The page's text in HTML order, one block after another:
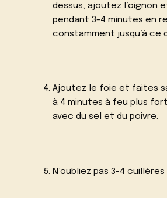
dessus, ajoutez l’oignon
pendant 3-4 minutes en
constamment jusqu’à ce
Ajoutez le foie et faites
à 4 minutes à feu plus
avec du sel et du poivre.
N’oubliez pas 3-4